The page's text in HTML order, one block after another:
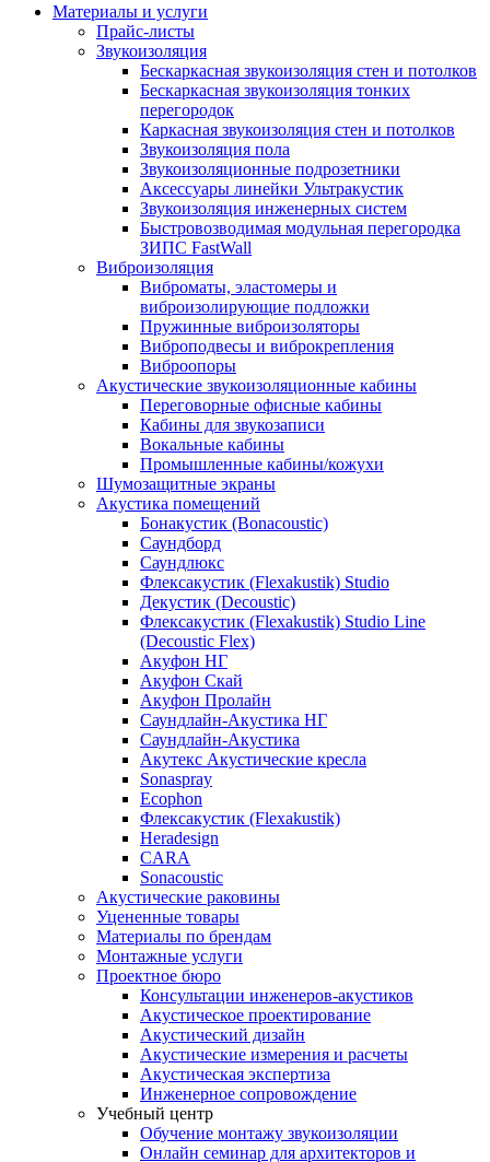
Материалы и услуги
Прайс-листы
Звукоизоляция
Бескаркасная звукоизоляция стен и потолков
Бескаркасная звукоизоляция тонких
перегородок
Каркасная звукоизоляция стен и потолков
Звукоизоляция пола
Звукоизоляционные подрозетники
Аксессуары линейки Ультракустик
Звукоизоляция инженерных систем
Быстровозводимая модульная перегородка
ЗИПС FastWall
Виброизоляция
Виброматы, эластомеры и
виброизолирующие подложки
Пружинные виброизоляторы
Виброподвесы и виброкрепления
Виброопоры
Акустические звукоизоляционные кабины
Переговорные офисные кабины
Кабины для звукозаписи
Вокальные кабины
Промышленные кабины/кожухи
Шумозащитные экраны
Акустика помещений
Бонакустик (Bonacoustic)
Саундборд
Саундлюкс
Флексакустик (Flexakustik) Studio
Декустик (Decoustic)
Флексакустик (Flexakustik) Studio Line
(Decoustic Flex)
Акуфон НГ
Акуфон Скай
Акуфон Пролайн
Саундлайн-Акустика НГ
Саундлайн-Акустика
Акутекс Акустические кресла
Sonaspray
Ecophon
Флексакустик (Flexakustik)
Heradesign
CARA
Sonacoustic
Акустические раковины
Уцененные товары
Материалы по брендам
Монтажные услуги
Проектное бюро
Консультации инженеров-акустиков
Акустическое проектирование
Акустический дизайн
Акустические измерения и расчеты
Акустическая экспертиза
Инженерное сопровождение
Учебный центр
Обучение монтажу звукоизоляции
Онлайн семинар для архитекторов и